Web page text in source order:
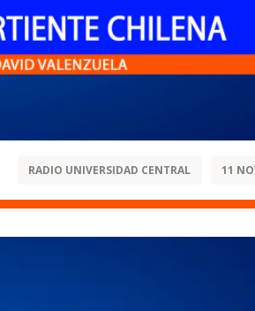
RADIO UNIVERSIDAD CENTRAL 11